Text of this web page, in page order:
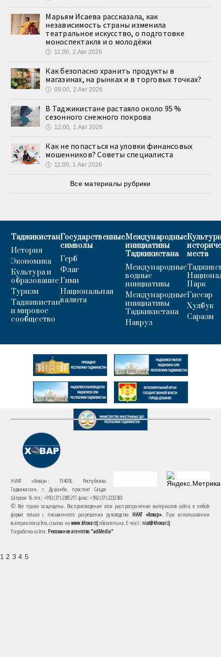
Марьям Исаева рассказала, как
независимость страны изменила
театральное искусство, о подготовке
моноспектакля и о молодёжи
🕔 11:00, 2.Авг 2026
Как безопасно хранить продукты в
магазинах, на рынках и в торговых точках?
🕔 09:00, 2.Авг 2026
В Таджикистане растаяло около 95 %
сезонного снежного покрова
🕔 12:00, 1.Авг 2026
Как не попасться на уловки финансовых
мошенников? Советы специалиста
🕔 11:00, 1.Авг 2026
Все материалы рубрики
Таджикистан
История
Экономика
Культура и
образование
Туризм
Таджикистан
и мировое
сообщество
Государственные
символы
Герб
Флаг
Гимн
Национальная
валюта
Международные
инициативы
Таджикистана
Международные
водные
инициативы
Международные
инициативы
Таджикистана
Навруз
места
Парк
Гиссар
Хулбук
Саразм
НИАТ «Ховар»: 734018, Республика
Таджикистан, г. Душанбе, проспект Саъди
Шерози 16. тел.: +992 (37) 2385217, факс: +992 (37) 2232383
© Все права защищены. Воспроизведение или распространение материалов сайта в любой
форме только с письменного разрешения руководства НИАТ «Ховар». При использовании
материалов сайта, ссылка наwww.khovar.tjобязательна. E-mail: niat@khovar.tj
Разработка сайта: Рекламное агентство "adMedia"
1 2 3 4 5